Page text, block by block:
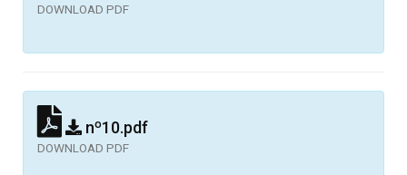
DOWNLOAD PDF
nº10.pdf
DOWNLOAD PDF